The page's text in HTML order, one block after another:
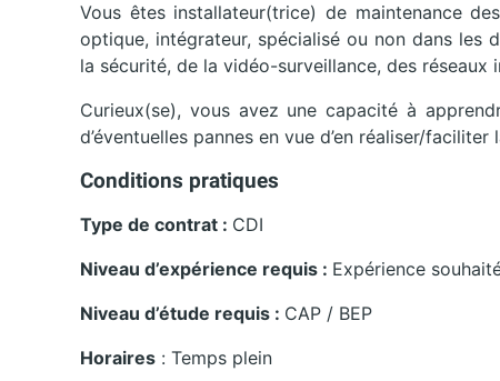
Vous êtes installateur(trice) de maintenance
optique, intégrateur, spécialisé ou non dans les
la sécurité, de la vidéo-surveillance, des réseaux
Curieux(se), vous avez une capacité à
d’éventuelles pannes en vue d’en réaliser/faciliter
Conditions pratiques
Type de contrat : CDI
Niveau d’expérience requis : Expérience
Niveau d’étude requis : CAP / BEP
Horaires : Temps plein